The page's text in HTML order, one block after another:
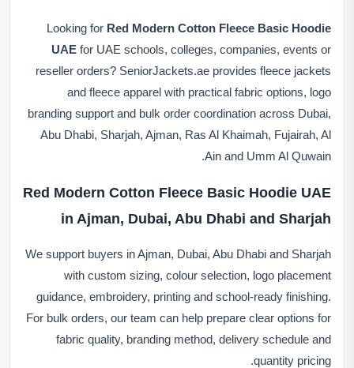
Looking for Red Modern Cotton Fleece Basic Hoodie
UAE for UAE schools, colleges, companies, events or
reseller orders? SeniorJackets.ae provides fleece jackets
and fleece apparel with practical fabric options, logo
branding support and bulk order coordination across Dubai,
Abu Dhabi, Sharjah, Ajman, Ras Al Khaimah, Fujairah, Al
Ain and Umm Al Quwain.
Red Modern Cotton Fleece Basic Hoodie UAE
in Ajman, Dubai, Abu Dhabi and Sharjah
We support buyers in Ajman, Dubai, Abu Dhabi and Sharjah
with custom sizing, colour selection, logo placement
guidance, embroidery, printing and school-ready finishing.
For bulk orders, our team can help prepare clear options for
fabric quality, branding method, delivery schedule and
quantity pricing.